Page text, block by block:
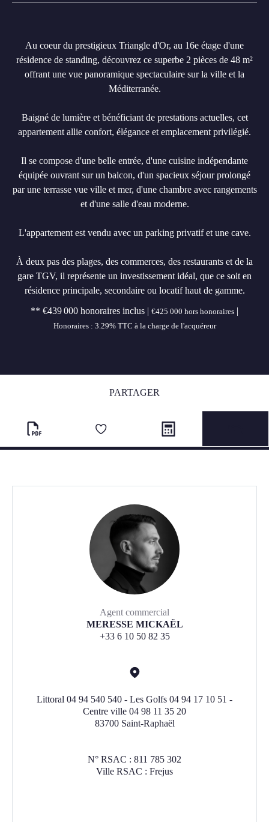
Au coeur du prestigieux Triangle d'Or, au 16e étage d'une
résidence de standing, découvrez ce superbe 2 pièces de 48 m²
offrant une vue panoramique spectaculaire sur la ville et la
Méditerranée.
Baigné de lumière et bénéficiant de prestations actuelles, cet
appartement allie confort, élégance et emplacement privilégié.
Il se compose d'une belle entrée, d'une cuisine indépendante
équipée ouvrant sur un balcon, d'un spacieux séjour prolongé
par une terrasse vue ville et mer, d'une chambre avec rangements
et d'une salle d'eau moderne.
L'appartement est vendu avec un parking privatif et une cave.
À deux pas des plages, des commerces, des restaurants et de la
gare TGV, il représente un investissement idéal, que ce soit en
résidence principale, secondaire ou locatif haut de gamme.
** €439 000 honoraires inclus | €425 000 hors honoraires |
Honoraires : 3.29% TTC à la charge de l'acquéreur
PARTAGER
Agent commercial
MERESSE MICKAËL
+33 6 10 50 82 35
Littoral 04 94 540 540 - Les Golfs 04 94 17 10 51 -
Centre ville 04 98 11 35 20
83700 Saint-Raphaël
N° RSAC : 811 785 302
Ville RSAC : Frejus